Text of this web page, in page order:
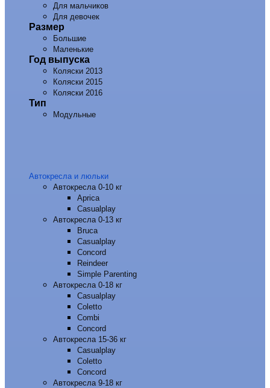
Для мальчиков
Для девочек
Размер
Большие
Маленькие
Год выпуска
Коляски 2013
Коляски 2015
Коляски 2016
Тип
Модульные
Автокресла и люльки
Автокресла 0-10 кг
Aprica
Casualplay
Автокресла 0-13 кг
Bruca
Casualplay
Concord
Reindeer
Simple Parenting
Автокресла 0-18 кг
Casualplay
Coletto
Combi
Concord
Автокресла 15-36 кг
Casualplay
Coletto
Concord
Автокресла 9-18 кг